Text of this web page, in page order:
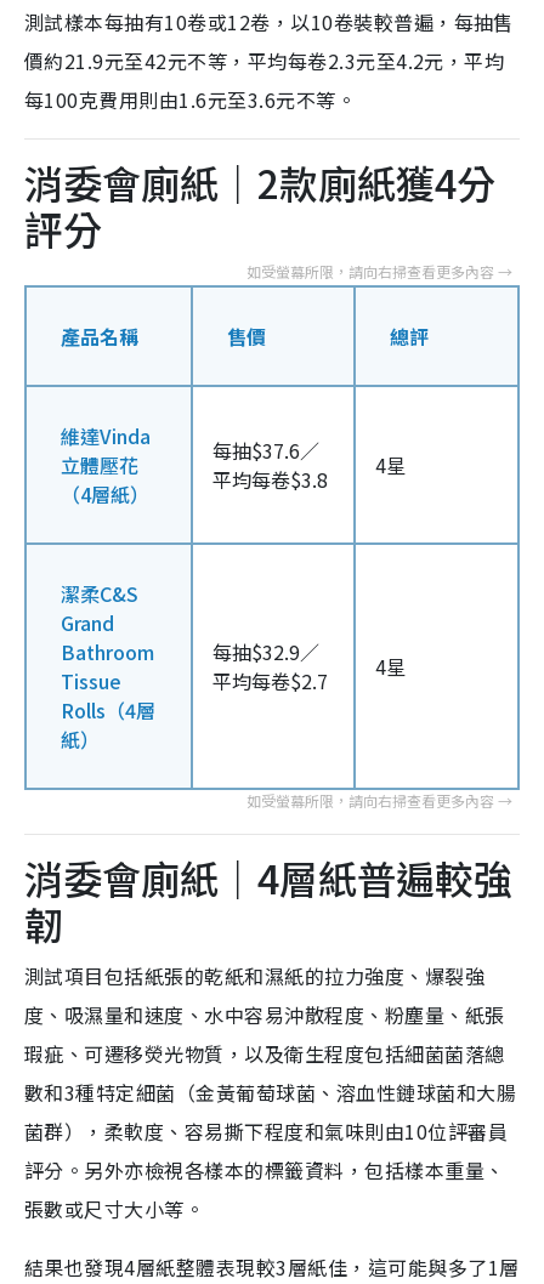
測試樣本每抽有10卷或12卷，以10卷裝較普遍，每抽售
價約21.9元至42元不等，平均每卷2.3元至4.2元，平均
每100克費用則由1.6元至3.6元不等。
消委會廁紙｜2款廁紙獲4分
評分
產品名稱 售價 總評
維達Vinda
立體壓花
（4層紙）
每抽$37.6／
平均每卷$3.8
4星
潔柔C&S
Grand
Bathroom
Tissue
Rolls（4層
紙）
每抽$32.9／
平均每卷$2.7
4星
消委會廁紙｜4層紙普遍較強
韌
測試項目包括紙張的乾紙和濕紙的拉力強度、爆裂強
度、吸濕量和速度、水中容易沖散程度、粉塵量、紙張
瑕疵、可遷移熒光物質，以及衛生程度包括細菌菌落總
數和3種特定細菌（金黃葡萄球菌、溶血性鏈球菌和大腸
菌群），柔軟度、容易撕下程度和氣味則由10位評審員
評分。另外亦檢視各樣本的標籤資料，包括樣本重量、
張數或尺寸大小等。
結果也發現4層紙整體表現較3層紙佳，這可能與多了1層